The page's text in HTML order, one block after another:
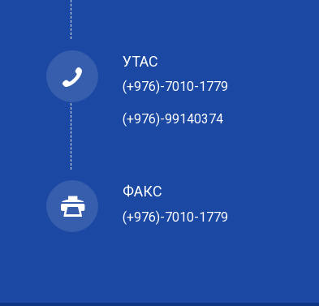
УТАС
(+976)-7010-1779
(+976)-99140374
ФАКС
(+976)-7010-1779